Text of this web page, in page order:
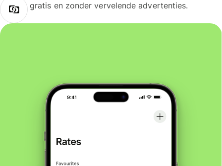
gratis en zonder vervelende advertenties.